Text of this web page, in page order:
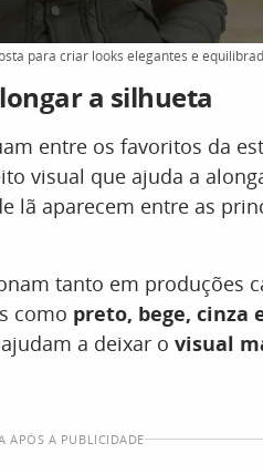
para criar looks elegantes e
a silhueta
entre os favoritos da
visual que ajuda a
lã aparecem entre as
tanto em produções
como preto, bege, cinza
a deixar o visual
APÓS A PUBLICIDADE